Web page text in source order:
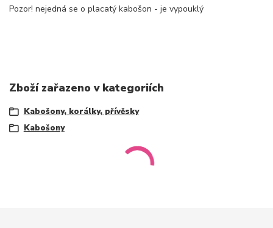
Pozor! nejedná se o placatý kabošon - je vypouklý
Zboží zařazeno v kategoriích
Kabošony, korálky, přívěsky
Kabošony